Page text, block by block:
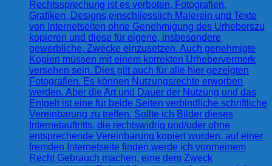
Rechtssprechung ist es verboten, Fotografien,
Grafiken, Designs,einschliesslich Malerein und Texte
von Internetseiten ohne Genehmigung des Urheberszu
kopieren und diese für eigene, insbesondere
gewerbliche, Zwecke einzusetzen. Auch genehmigte
Kopien müssen mit einem korrekten Urhebervermerk
versehen sein. Dies gilt auch für alle hier gezeigten
Fotografien. Es können Nutzungsrechte erworben
werden. Aber die Art und Dauer der Nutzung und das
Entgelt ist eine für beide Seiten verbindliche schriftliche
Vereinbarung zu treffen. Sollte ich Bilder dieses
Internetauftritts, die rechtswidrig und/oder ohne
entsprechende Vereinbarung kopiert wurden, auf einer
fremden Internetseite finden,werde ich vonmeinem
Recht Gebrauch machen, eine dem Zweck